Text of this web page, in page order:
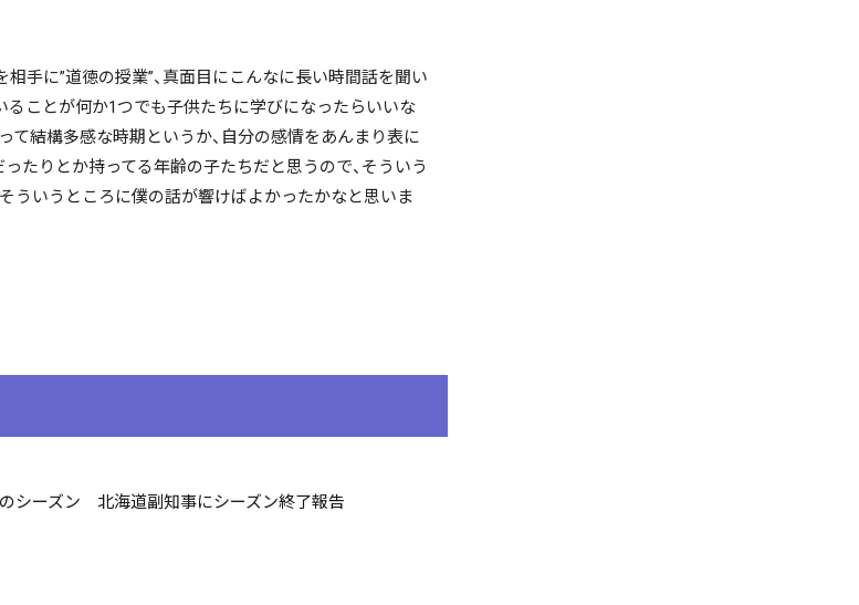
手に”道徳の授業”、真面目にこんなに長い時間話を聞い
ことが何か1つでも子供たちに学びになったらいいな
て結構多感な時期というか、自分の感情をあんまり表に
たりとか持ってる年齢の子たちだと思うので、そういう
ういうところに僕の話が響けばよかったかなと思いま
のシーズン 北海道副知事にシーズン終了報告